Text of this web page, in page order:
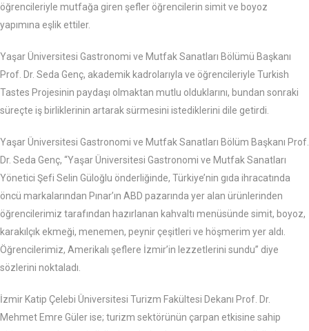
öğrencileriyle mutfağa giren şefler öğrencilerin simit ve boyoz
yapımına eşlik ettiler.
Yaşar Üniversitesi Gastronomi ve Mutfak Sanatları Bölümü Başkanı
Prof. Dr. Seda Genç, akademik kadrolarıyla ve öğrencileriyle Turkish
Tastes Projesinin paydaşı olmaktan mutlu olduklarını, bundan sonraki
süreçte iş birliklerinin artarak sürmesini istediklerini dile getirdi.
Yaşar Üniversitesi Gastronomi ve Mutfak Sanatları Bölüm Başkanı Prof.
Dr. Seda Genç, “Yaşar Üniversitesi Gastronomi ve Mutfak Sanatları
Yönetici Şefi Selin Güloğlu önderliğinde, Türkiye’nin gıda ihracatında
öncü markalarından Pınar’ın ABD pazarında yer alan ürünlerinden
öğrencilerimiz tarafından hazırlanan kahvaltı menüsünde simit, boyoz,
karakılçık ekmeği, menemen, peynir çeşitleri ve höşmerim yer aldı.
Öğrencilerimiz, Amerikalı şeflere İzmir’in lezzetlerini sundu” diye
sözlerini noktaladı.
İzmir Katip Çelebi Üniversitesi Turizm Fakültesi Dekanı Prof. Dr.
Mehmet Emre Güler ise; turizm sektörünün çarpan etkisine sahip